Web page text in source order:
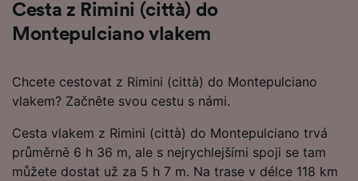
Cesta z Rimini (città) do
Montepulciano vlakem
Chcete cestovat z Rimini (città) do Montepulciano
vlakem? Začněte svou cestu s námi.
Cesta vlakem z Rimini (città) do Montepulciano trvá
průměrně 6 h 36 m, ale s nejrychlejšími spoji se tam
můžete dostat už za 5 h 7 m. Na trase v délce 118 km